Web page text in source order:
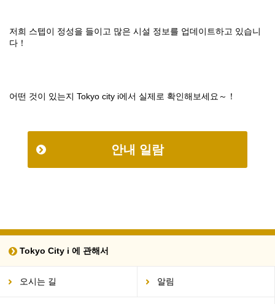
저희 스텝이 정성을 들이고 많은 시설 정보를 업데이트하고 있습니
다！
어떤 것이 있는지 Tokyo city i에서 실제로 확인해보세요～！
안내 일람
Tokyo City i 에 관해서
오시는 길 알림